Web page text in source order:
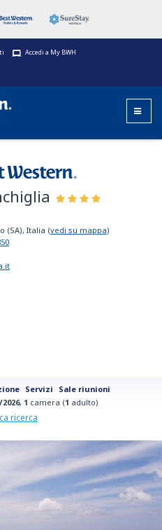
Accedi a My BWH
(SA), Italia (vedi su mappa)
Servizi
Sale riunioni
, 1 camera (1 adulto)
ricerca